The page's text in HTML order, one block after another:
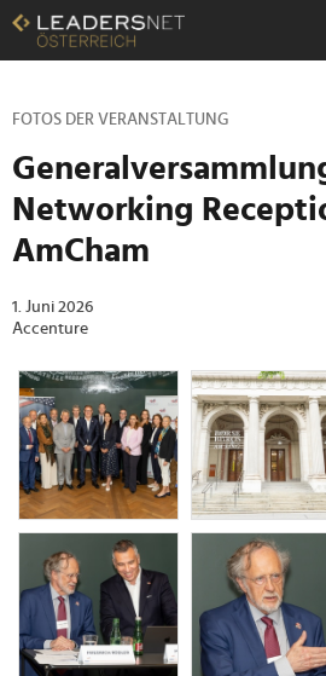
Zum
Inhalt
Zur
Navigation
Hauptnavigation
FOTOS DER VERANSTALTUNG
Networking
AmCham
1. Juni 2026
Accenture